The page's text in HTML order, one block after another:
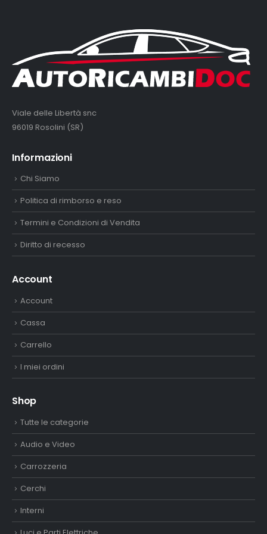
Viale delle Libertà snc
96019 Rosolini (SR)
Informazioni
Chi Siamo
Politica di rimborso e reso
Termini e Condizioni di Vendita
Diritto di recesso
Account
Account
Cassa
Carrello
I miei ordini
Shop
Tutte le categorie
Audio e Video
Carrozzeria
Cerchi
Interni